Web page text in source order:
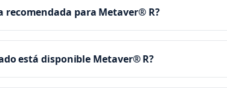
recomendada para Metaver® R?
está disponible Metaver® R?